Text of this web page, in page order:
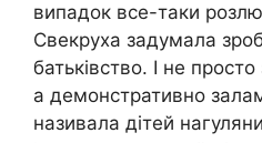
випадок все-таки
Свекруха задумала
батьківство. І не
а демонстративно
називала дітей